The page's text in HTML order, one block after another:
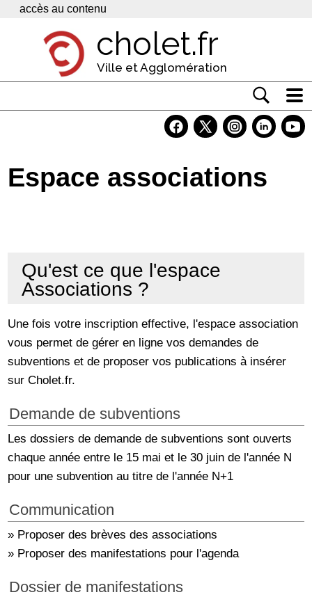
Panneau de gestion des cookies
accès au contenu
cholet.fr
Ville et Agglomération
Economie
Espace associations
Qu'est ce que l'espace
Associations ?
Une fois votre inscription effective, l'espace association
vous permet de gérer en ligne vos demandes de
subventions et de proposer vos publications à insérer
sur Cholet.fr.
Demande de subventions
Les dossiers de demande de subventions sont ouverts
chaque année entre le 15 mai et le 30 juin de l'année N
pour une subvention au titre de l'année N+1
Communication
» Proposer des brèves des associations
» Proposer des manifestations pour l'agenda
Dossier de manifestations